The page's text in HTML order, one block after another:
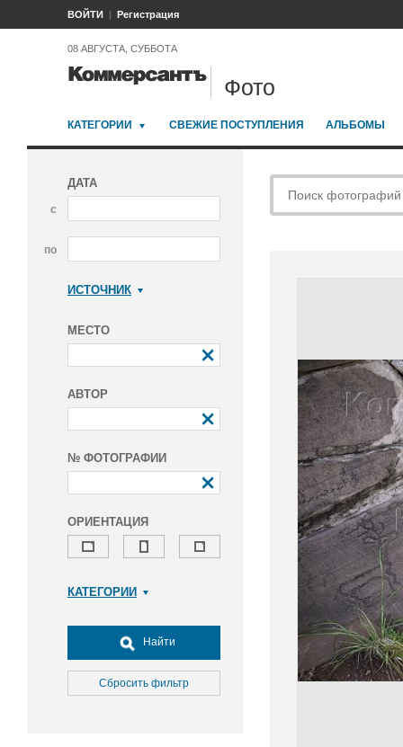
ВОЙТИ Регистрация
08 АВГУСТА, СУББОТА
Фото
КАТЕГОРИИ СВЕЖИЕ ПОСТУПЛЕНИЯ АЛЬБОМЫ
ДАТА
с
по
ИСТОЧНИК
МЕСТО
АВТОР
№ ФОТОГРАФИИ
ОРИЕНТАЦИЯ
КАТЕГОРИИ
Досуг, туризм и отдых
Культура
Медицина
Найти
Сбросить фильтр